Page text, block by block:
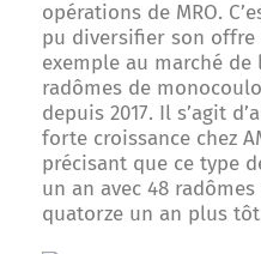
opérations de MRO.
pu diversifier son offre
exemple au marché
radômes de
depuis 2017. Il s’agit
forte croissance chez
précisant que ce type
un an avec 48
quatorze un an plus